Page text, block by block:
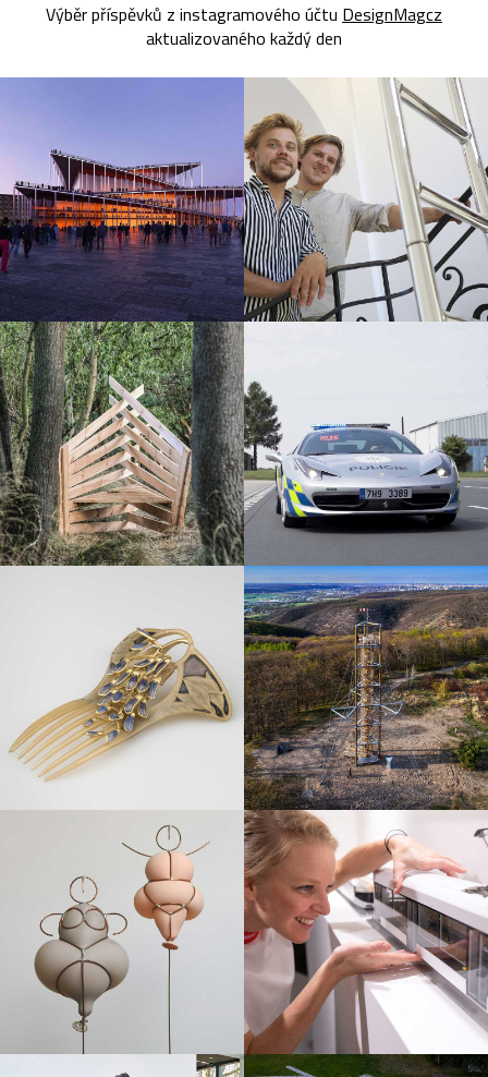
Výběr příspěvků z instagramového účtu DesignMagcz
aktualizovaného každý den